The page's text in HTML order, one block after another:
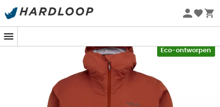
Zomeraanbiedingen 🔥 -5% EXTRA vanaf 2 producten* met
Eco-ontworpen